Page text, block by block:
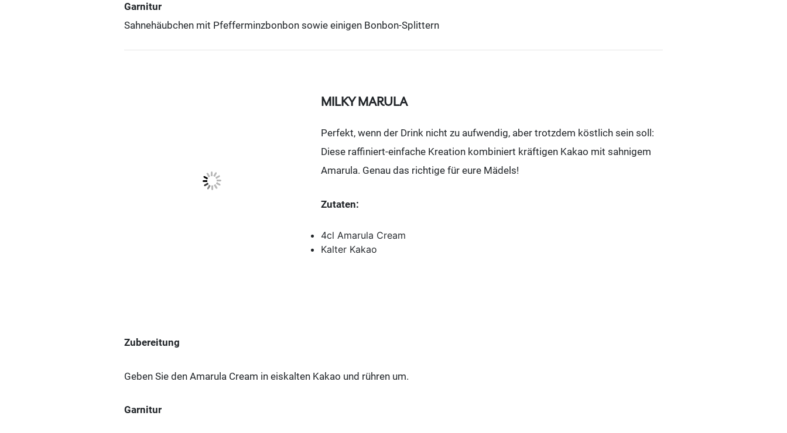
Garnitur
Sahnehäubchen mit Pfefferminzbonbon sowie einigen Bonbon-Splittern
MILKY MARULA
Perfekt, wenn der Drink nicht zu aufwendig, aber trotzdem köstlich sein soll:
Diese raffiniert-einfache Kreation kombiniert kräftigen Kakao mit sahnigem
Amarula. Genau das richtige für eure Mädels!
Zutaten:
4cl Amarula Cream
Kalter Kakao
Zubereitung
Geben Sie den Amarula Cream in eiskalten Kakao und rühren um.
Garnitur